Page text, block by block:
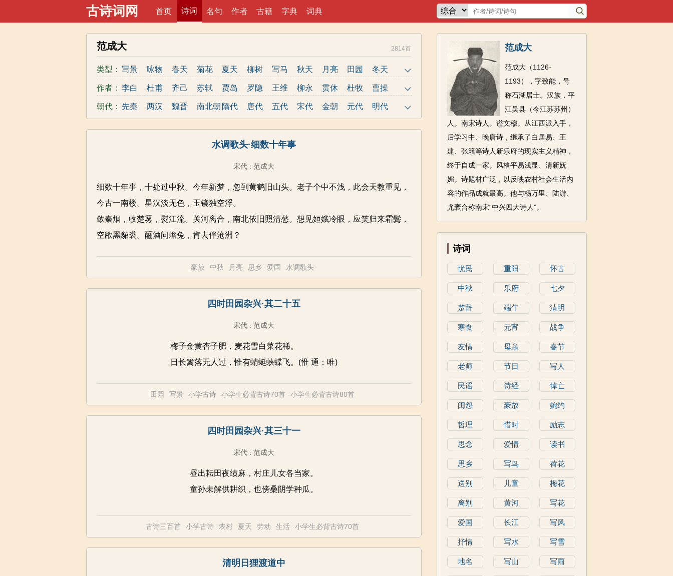
古诗词网 首页 诗词 名句 作者 古籍 字典 词典
范成大 2814首
类型： 写景 咏物 春天 菊花 夏天 柳树 写马 秋天 月亮 田园
冬天
山水
边塞 写雨 写山 地名 写雪 写水 抒情 写风 长江
爱国
节日
老师 春节 母亲 友情 战争 元宵 寒食 清明 端午
楚辞
怀古 重阳 忧民 元宵节
初中文言文 高中文言文 古诗十九首 唐诗三百首 古诗三百首 宋词三百首
作者： 李白 杜甫 齐己 苏轼 贾岛 罗隐 王维 柳永 贯休 杜牧
曹操
韦庄
陆游 李贺 屈原 李煜 曹植 王勃 元稹 张籍 张祜
孟郊
韩愈
王建 晏殊 岑参 皎然 岳飞 许浑 卢纶 姚合 秦观
郑谷
李清照 刘禹锡 李商隐
权德舆 晏几道
马致远
刘辰翁 杨万里 皮日休 左丘明 诸葛亮
朝代： 先秦 两汉 魏晋 南北朝 隋代 唐代 五代 宋代 金朝 元代
明代
清代
水调歌头·细数十年事
宋代 ： 范成大
细数十年事，十处过中秋。今年新梦，忽到黄鹤旧山头。老子个中不浅，此会天教重见，
今古一南楼。星汉淡无色，玉镜独空浮。
敛秦烟，收楚雾，熨江流。关河离合，南北依旧照清愁。想见姮娥冷眼，应笑归来霜鬓，
空敝黑貂裘。酾酒问蟾兔，肯去伴沧洲？
豪放 中秋 月亮 思乡 爱国 水调歌头
四时田园杂兴·其二十五
宋代 ： 范成大
梅子金黄杏子肥，麦花雪白菜花稀。
日长篱落无人过，惟有蜻蜓蛱蝶飞。(惟 通：唯)
田园 写景 小学古诗 小学生必背古诗70首 小学生必背古诗80首
四时田园杂兴·其三十一
宋代 ： 范成大
昼出耘田夜绩麻，村庄儿女各当家。
童孙未解供耕织，也傍桑阴学种瓜。
古诗三百首 小学古诗 农村 夏天 劳动 生活 小学生必背古诗70首
清明日狸渡道中
范成大
范成大（1126-
1193），字致能，号
称石湖居士。汉族，平
江吴县（今江苏苏州）
人。南宋诗人。谥文穆。从江西派入手，
后学习中、晚唐诗，继承了白居易、王
建、张籍等诗人新乐府的现实主义精神，
终于自成一家。风格平易浅显、清新妩
媚。诗题材广泛，以反映农村社会生活内
容的作品成就最高。他与杨万里、陆游、
尤袤合称南宋“中兴四大诗人”。
诗词
忧民 重阳 怀古
中秋 乐府 七夕
楚辞 端午 清明
寒食 元宵 战争
友情 母亲 春节
老师 节日 写人
民谣 诗经 悼亡
闺怨 豪放 婉约
哲理 惜时 励志
思念 爱情 读书
思乡 写鸟 荷花
送别 儿童 梅花
离别 黄河 写花
爱国 长江 写风
抒情 写水 写雪
地名 写山 写雨